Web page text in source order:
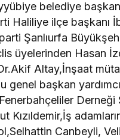
belediye başkan
Haliliye ilçe başkanı
Şanlıurfa
üyelerinden Hasan
Altay,İnşaat
genel başkan
Derneği
Kızıldemir,İş
Canbeyli, Veli